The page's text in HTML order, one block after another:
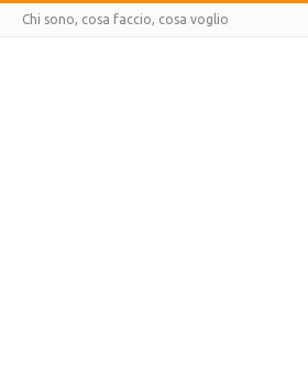
Chi sono, cosa faccio, cosa voglio